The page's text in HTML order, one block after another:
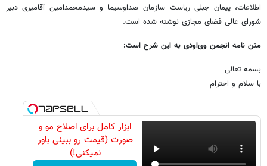
اطلاعات، پیمان جبلی ریاست سازمان صداوسیما و سیدمحمدامین آقامیری دبیر
شورای عالی فضای مجازی نوشته شده است.
متن نامه انجمن وی‌اودی به این شرح است:
بسمه تعالی
با سلام و احترام
ابزار کامل برای اصلاح مو و
صورت (قیمت رو ببینی باور
نمیکنی!)